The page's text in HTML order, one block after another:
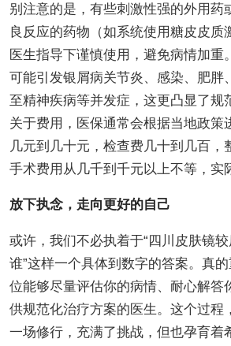
别注意的是，有些刺激性强的外用药
良反应的药物（如系统使用糖皮皮质
医生指导下谨慎使用，避免病情加重
可能引发银屑病关节炎、感染、肥胖
至精神疾病等并发症，这更凸显了规
关于费用，医保通常会根据当地政策
几元到几十元，检查费几十到几百，
手术费用从几千到千元以上不等，实
放下执念，走向更好的自己
或许，我们不必执着于“四川皮肤镜
谁”这样一个具体到数字的答案。真
位能够尽量评估你的病情、耐心解答
供规范化治疗方案的医生。这个过程
一场修行，充满了挑战，但也孕育着